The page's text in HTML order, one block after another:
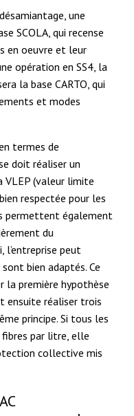
une
SCOLA, qui recense
en oeuvre et leur
opération en SS4, la
la base CARTO, qui
et modes
termes de
doit réaliser un
VLEP (valeur limite
respectée pour les
permettent également
du
l’entreprise peut
bien adaptés. Ce
première hypothèse
ensuite réaliser trois
principe. Si tous les
par litre, elle
collective mis